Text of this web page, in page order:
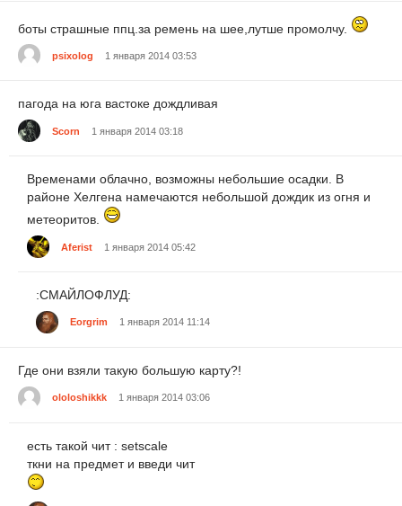
боты страшные ппц.за ремень на шее,лутше промолчу.
psixolog 1 января 2014 03:53
пагода на юга вастоке дождливая
Scorn 1 января 2014 03:18
Временами облачно, возможны небольшие осадки. В
районе Хелгена намечаются небольшой дождик из огня и
метеоритов.
Aferist 1 января 2014 05:42
:СМАЙЛОФЛУД:
Eorgrim 1 января 2014 11:14
Где они взяли такую большую карту?!
ololoshikkk 1 января 2014 03:06
есть такой чит : setscale
ткни на предмет и введи чит